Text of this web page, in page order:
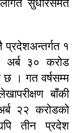
सुधारसमेत
प्रदेशअन्तर्गत १
अर्ब ३० करोड
छ । गत वर्षसम्म
बाँकी
२२ करोडको
तीन प्रदेश